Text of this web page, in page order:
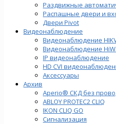
Раздвижные
Распашные двери и
Двери Pivot
Видеонаблюдение
Видеонаблюдение
Видеонаблюдение
IP видеонаблюдение
HD CVI
Аксессуары
Архив
Aperio® СКД без
ABLOY PROTEC2 CLIQ
IKON CLIQ GO
Сигнализация